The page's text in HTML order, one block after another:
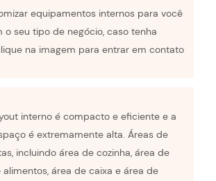
equipamentos internos para você
o seu tipo de negócio, caso tenha
na imagem para entrar em contato
interno é compacto e eficiente e a
é extremamente alta. Áreas de
incluindo área de cozinha, área de
área de caixa e área de